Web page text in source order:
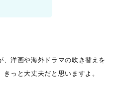
、洋画や海外ドラマの吹き替えを
っと大丈夫だと思いますよ。